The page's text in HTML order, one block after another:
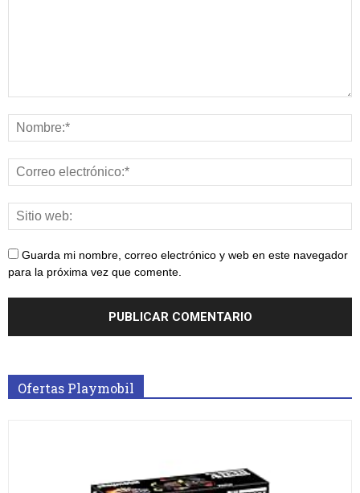
Guarda mi nombre, correo electrónico y web en este navegador
para la próxima vez que comente.
Ofertas Playmobil